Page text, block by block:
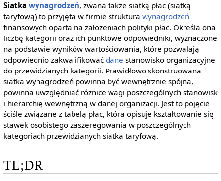
Siatka wynagrodzeń, zwana także siatką płac (siatką
taryfową) to przyjęta w firmie struktura wynagrodzeń
finansowych oparta na założeniach polityki płac. Określa ona
liczbę kategorii oraz ich punktowe odpowiedniki, wyznaczone
na podstawie wyników wartościowania, które pozwalają
odpowiednio zakwalifikować dane stanowisko organizacyjne
do przewidzianych kategorii. Prawidłowo skonstruowana
siatka wynagrodzeń powinna być wewnętrznie spójna,
powinna uwzględniać różnice wagi poszczególnych stanowisk
i hierarchię wewnętrzną w danej organizacji. Jest to pojęcie
ściśle związane z tabelą płac, która opisuje kształtowanie się
stawek osobistego zaszeregowania w poszczególnych
kategoriach przewidzianych siatka taryfową.
TL;DR